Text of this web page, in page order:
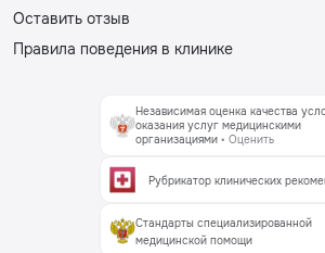
Оставить отзыв
Правила поведения в клинике
Независимая оценка качества
оказания услуг медицинскими
организациями • Оценить
Рубрикатор клинических
Стандарты специализированной
медицинской помощи